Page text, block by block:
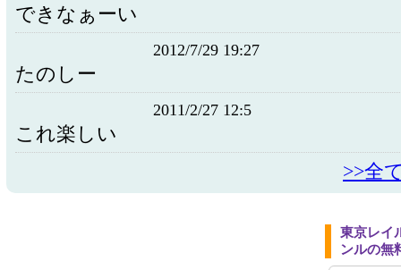
できなぁーい
2012/7/29 19:27
たのしー
2011/2/27 12:5
これ楽しい
>>全
東京レイ
ンルの無